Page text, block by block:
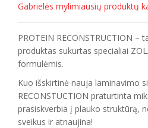
Gabrielės mylimiausių produktų
PROTEIN RECONSTRUCTION –
produktas sukurtas specialiai
formulėmis.
Kuo išskirtinė nauja laminavimo
RECONSTUCTION praturtinta
prasiskverbia į plauko struktūrą,
sveikus ir atnaujina!